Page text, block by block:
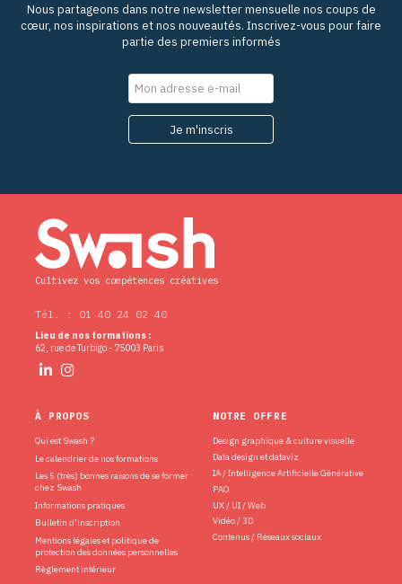
Nous partageons dans notre newsletter mensuelle nos coups de
cœur, nos inspirations et nos nouveautés. Inscrivez-vous pour faire
partie des premiers informés
Cultivez vos compétences créatives
Tél. : 01 40 24 02 40
Lieu de nos formations :
62, rue de Turbigo - 75003 Paris
À PROPOS
Qui est Swash ?
Le calendrier de nos formations
Les 5 (très) bonnes raisons de se former
chez Swash
Informations pratiques
Bulletin d’inscription
Mentions légales et politique de
protection des données personnelles
Règlement intérieur
NOTRE OFFRE
Design graphique & culture visuelle
Data design et dataviz
IA / Intelligence Artificielle Générative
PAO
UX / UI / Web
Vidéo / 3D
Contenus / Réseaux sociaux